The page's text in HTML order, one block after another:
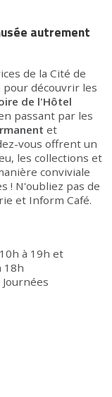
autrement
de la Cité de
découvrir les
de l'Hôtel
passant par les
et
vous offrent un
les collections et
conviviale
! N'oubliez pas de
et Inform Café.
à 19h et
18h